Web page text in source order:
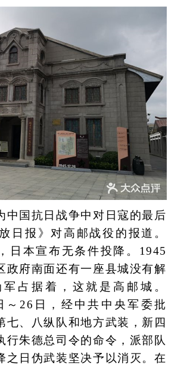
国抗日战争中对日寇的最后
日报》对高邮战役的报道。
日本宣布无条件投降。1945
政府南面还有一座县城没有解
占据着，这就是高邮城。
～26日，经中共中央军委批
七、八纵队和地方武装，新四
行朱德总司令的命令，派部队
之日伪武装坚决予以消灭。在